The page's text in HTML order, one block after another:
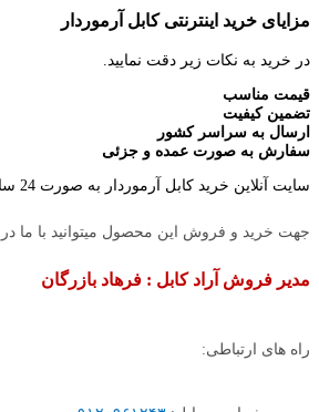
مزایای خرید اینترنتی کابل آرموردار
در خرید به نکات زیر دقت نمایید.
قیمت مناسب
تضمین کیفیت
ارسال به سراسر کشور
سفارش به صورت عمده و جزئی
سایت آنلاین خرید کابل آرموردار به صورت 24 ساعته آماده خدمت رسانی به شما عزیزان می باشد.
جهت خرید و فروش این محصول میتوانید با ما در
مدیر فروش آراد کابل : فرهاد بازرگان
راه های ارتباطی: